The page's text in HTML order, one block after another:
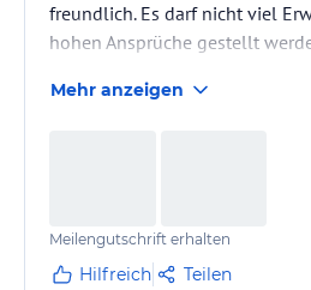
freundlich. Es darf nicht viel
hohen Ansprüche gestellt
Mehr anzeigen
Meilengutschrift erhalten
Hilfreich Teilen